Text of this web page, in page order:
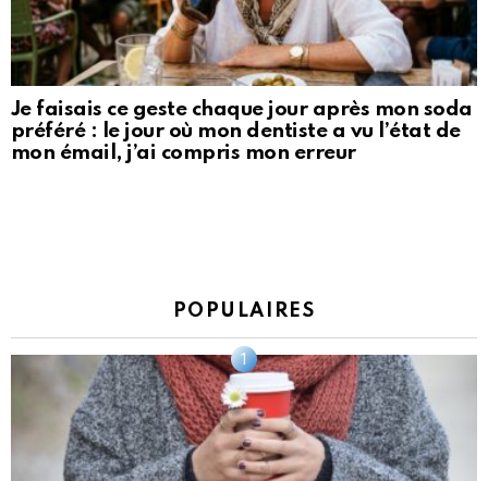
Je faisais ce geste chaque jour après mon soda
préféré : le jour où mon dentiste a vu l’état de
mon émail, j’ai compris mon erreur
POPULAIRES